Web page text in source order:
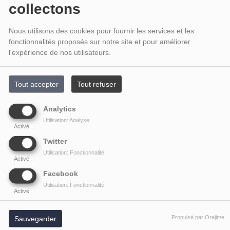
collectons
Nous utilisons des cookies pour fournir les services et les
fonctionnalités proposés sur notre site et pour améliorer
l'expérience de nos utilisateurs.
Tout accepter Tout refuser
Analytics
Activé
Utilisation: Analyse
Twitter
Activé
Utilisation: Fonctionnalité
Facebook
Activé
Utilisation: Fonctionnalité
Sauvegarder Propulsé par Orejime